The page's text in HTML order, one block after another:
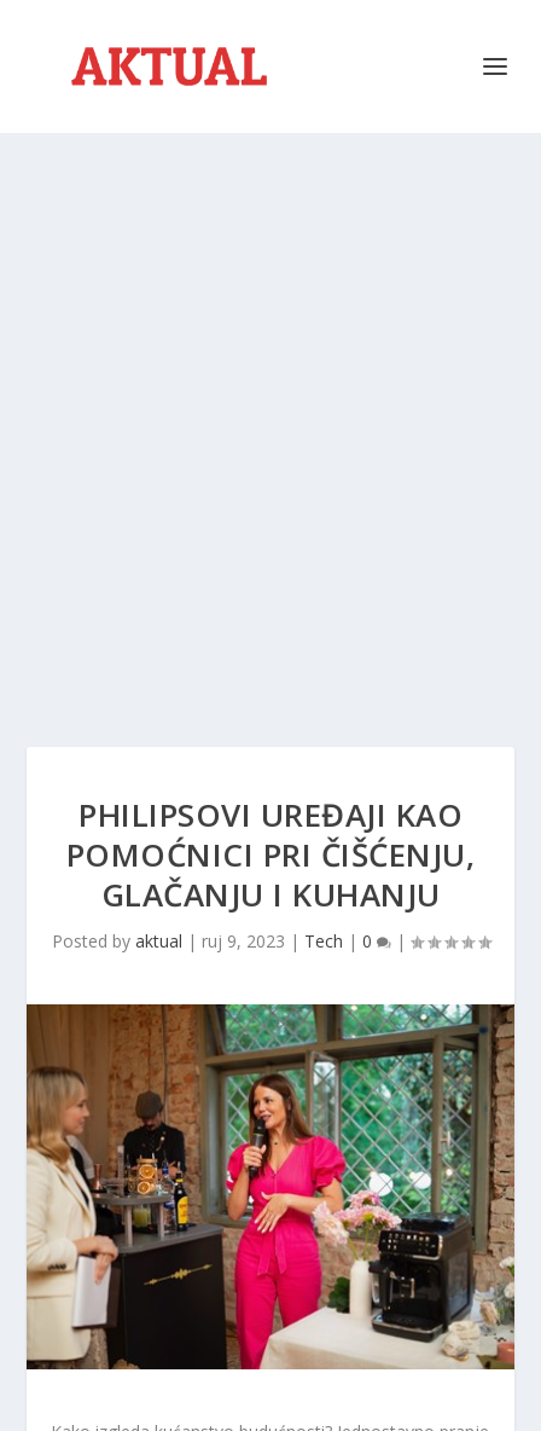
PHILIPSOVI UREĐAJI KAO
POMOĆNICI PRI ČIŠĆENJU,
GLAČANJU I KUHANJU
Posted by aktual | ruj 9, 2023 | Tech | 0 |